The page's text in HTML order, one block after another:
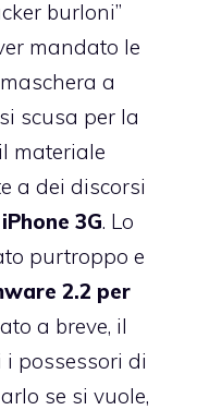
burloni”
mandato le
a
si scusa per la
materiale
a dei discorsi
3G. Lo
purtroppo e
2.2 per
a breve, il
possessori di
se si vuole,